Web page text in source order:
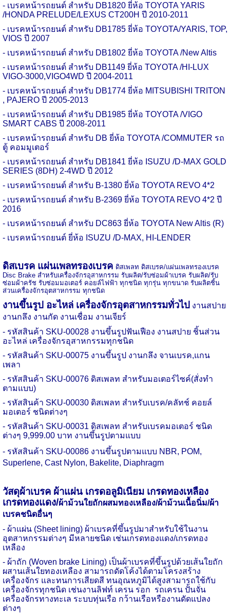
- เบรคหน้ารถยนต์ สำหรับ DB1820 ยี่ห้อ TOYOTA YARIS
/HONDA PRELUDE/LEXUS CT200H ปี 2010-2011
- เบรคหน้ารถยนต์ สำหรับ DB1785 ยี่ห้อ TOYOTA/YARIS, TOP,
VIOS ปี 2007
- เบรคหน้ารถยนต์ สำหรับ DB1802 ยี่ห้อ TOYOTA /New Altis
- เบรคหน้ารถยนต์ สำหรับ DB1149 ยี่ห้อ TOYOTA /HI-LUX
VIGO-3000,VIGO4WD ปี 2004-2011
- เบรคหน้ารถยนต์ สำหรับ DB1774 ยี่ห้อ MITSUBISHI TRITON
, PAJERO ปี 2005-2013
- เบรคหน้ารถยนต์ สำหรับ DB1985 ยี่ห้อ TOYOTA /VIGO
SMART CABS ปี 2008-2011
- เบรคหน้ารถยนต์ สำหรับ DB ยี่ห้อ TOYOTA /COMMUTER รถ
ตู้ คอมมูเตอร์
- เบรคหน้ารถยนต์ สำหรับ DB1841 ยี่ห้อ ISUZU /D-MAX GOLD
SERIES (8DH) 2-4WD ปี 2012
- เบรคหน้ารถยนต์ สำหรับ B-1380 ยี่ห้อ TOYOTA REVO 4*2
- เบรคหน้ารถยนต์ สำหรับ B-2369 ยี่ห้อ TOYOTA REVO 4*2 ปี
2016
- เบรคหน้ารถยนต์ สำหรับ DC863 ยี่ห้อ TOYOTA New Altis (R)
- เบรคหน้ารถยนต์ ยี่ห้อ ISUZU /D-MAX, HI-LENDER
ดิสเบรค แผ่นเพลทรองเบรค ดิสเพลท ดิสเบรค/แผ่นเพลทรองเบรค
Disc Brakeสำหรับเครื่องจักรอุสาหกรรม รับผลิต/รับซ่อมผ้าเบรค รับผลิต/รับ
ซ่อมผ้าครัช รับซ่อมมอเตอร์ คอยล์ไฟฟ้า ทุกชนิด ทุกรุ่น ทุกขนาด รับผลิตชิ้น
ส่วนเครื่องจักรอุตสาหกรรม ทุกชนิด
งานขึ้นรูป อะไหล่ เครื่องจักรอุตสาหกรรมทั่วไป งานสปาย
งานกลึง งานกัด งานเชื่อม งานเจียร์
- รหัสสินค้า SKU-00028 งานขึ้นรูปฟันเฟือง งานสปาย ชิ้นส่วน
อะไหล่ เครื่องจักรอุสาหกรรมทุกชนิด
- รหัสสินค้า SKU-00075 งานขึ้นรูป งานกลึง จานเบรค,แกน
เพลา
- รหัสสินค้า SKU-00076 ดิสเพลท สำหรับมอเตอร์ไซค์(สั่งทำ
ตามแบบ)
- รหัสสินค้า SKU-00030 ดิสเพลท สำหรับเบรค/คลัทช์ คอยล์
มอเตอร์ ชนิดต่างๆ
- รหัสสินค้า SKU-00031 ดิสเพลท สำหรับเบรคมอเตอร์ ชนิด
ต่างๆ 9,999.00 บาท งานขึ้นรูปตามแบบ
- รหัสสินค้า SKU-00086 งานขึ้นรูปตามแบบ NBR, POM,
Superlene, Cast Nylon, Bakelite, Diaphragm
วัสดุผ้าเบรค ผ้าแผ่น เกรดอลูมิเนียมเกรดทองเหลือง
เกรดทองแดง/ผ้าม้วนใยถักผสมทองเหลือง/ผ้าม้วนเนื้อนิ่ม/ผ้า
เบรคชนิดอื่นๆ
- ผ้าแผ่น (Sheet lining) ผ้าเบรคที่ขึ้นรูปมาสำหรับใช้ในงาน
อุตสาหกรรมต่างๆ มีหลายชนิด เช่นเกรดทองแดง/เกรดทอง
เหลือง
- ผ้าถัก (Woven brake Lining)เป็นผ้าเบรคที่ขึ้นรูปด้วยเส้นใยถัก
ผสานเส้นใยทองเหลือง สามารถดัดโค้งได้ตามโครงสร้าง
เครื่องจักร และทนการเสียดสี ทนอุณหภูมิได้สูงสามารถใช้กับ
เครื่องจักรทุกชนิด เช่นงานลิฟท์ เครน รอก รถเครน ปั้นจั่น
เครื่องจักรทางทะเล ระบบทุ่นเรือ กว้านเรือหรืองานดัดแปลง
ต่างๆ